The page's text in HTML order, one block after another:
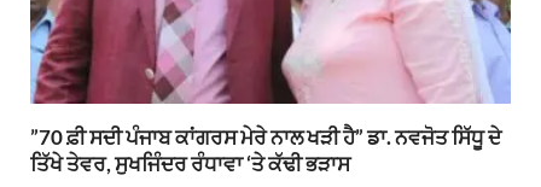
”70 ਫ਼ੀ ਸਦੀ ਪੰਜਾਬ ਕਾਂਗਰਸ ਮੇਰੇ ਨਾਲ ਖੜੀ ਹੈ” ਡਾ. ਨਵਜੋਤ ਸਿੱਧੂ ਦੇ
ਤਿੱਖੇ ਤੇਵਰ, ਸੁਖਜਿੰਦਰ ਰੰਧਾਵਾ ‘ਤੇ ਕੱਢੀ ਭੜਾਸ